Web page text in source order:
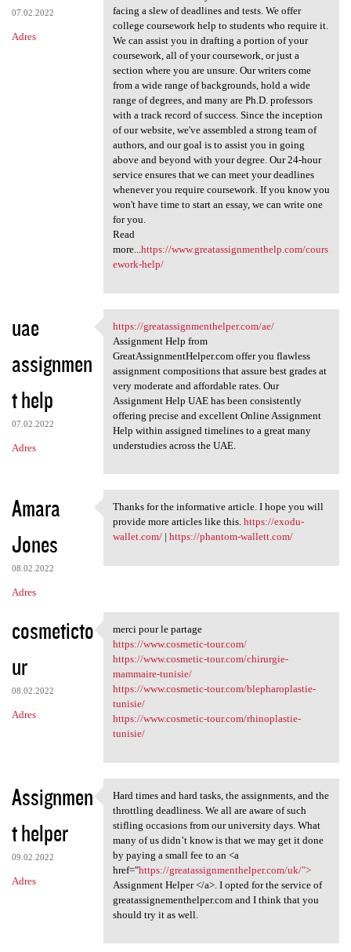
07.02.2022
Adres
facing a slew of deadlines and tests. We offer
college coursework help to students who require it.
We can assist you in drafting a portion of your
coursework, all of your coursework, or just a
section where you are unsure. Our writers come
from a wide range of backgrounds, hold a wide
range of degrees, and many are Ph.D. professors
with a track record of success. Since the inception
of our website, we've assembled a strong team of
authors, and our goal is to assist you in going
above and beyond with your degree. Our 24-hour
service ensures that we can meet your deadlines
whenever you require coursework. If you know you
won't have time to start an essay, we can write one
for you.
Read
more...https://www.greatassignmenthelp.com/cours
ework-help/
uae
assignmen
t help
07.02.2022
Adres
https://greatassignmenthelper
https://greatassignmenthelper.com/ae/
Assignment Help from
GreatAssignmentHelper.com offer you flawless
assignment compositions that assure best grades at
very moderate and affordable rates. Our
Assignment Help UAE has been consistently
offering precise and excellent Online Assignment
Help within assigned timelines to a great many
understudies across the UAE.
Amara
Jones
08.02.2022
Adres
Thanks for the informative
Thanks for the informative article. I hope you will
provide more articles like this. https://exodu-
wallet.com/| https://phantom-wallett.com/
cosmeticto
ur
08.02.2022
Adres
merci pour le partage
merci pour le partage
https://www.cosmetic-tour.com/
https://www.cosmetic-tour.com/chirurgie-
mammaire-tunisie/
https://www.cosmetic-tour.com/blepharoplastie-
tunisie/
https://www.cosmetic-tour.com/rhinoplastie-
tunisie/
Assignmen
t helper
09.02.2022
Adres
Hard times and hard tasks,
Hard times and hard tasks, the assignments, and the
throttling deadliness. We all are aware of such
stifling occasions from our university days. What
many of us didn’t know is that we may get it done
by paying a small fee to an <a
href="https://greatassignmenthelper.com/uk/">
Assignment Helper </a>. I opted for the service of
greatassignementhelper.com and I think that you
should try it as well.